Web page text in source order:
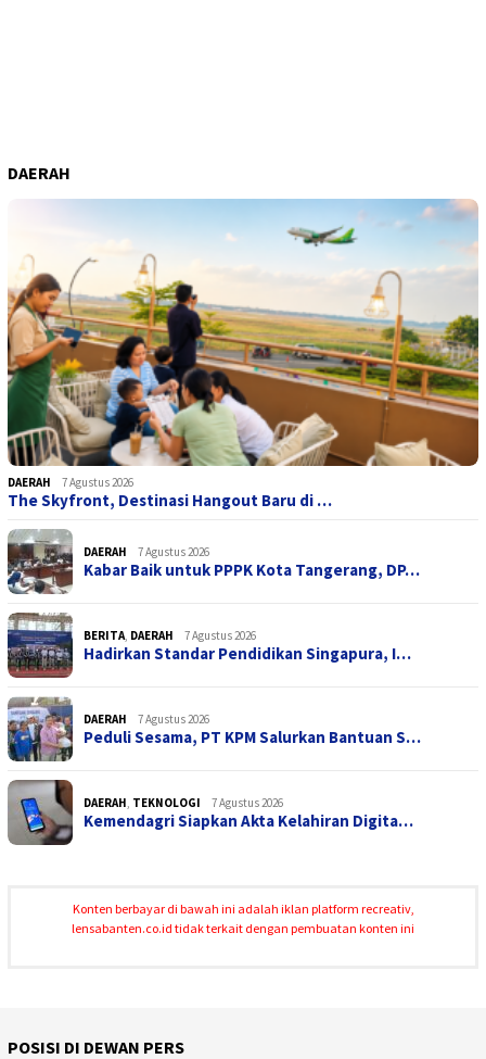
DAERAH
DAERAH 7 Agustus 2026
The Skyfront, Destinasi Hangout Baru di …
DAERAH 7 Agustus 2026
Kabar Baik untuk PPPK Kota Tangerang, DP…
BERITA, DAERAH 7 Agustus 2026
Hadirkan Standar Pendidikan Singapura, I…
DAERAH 7 Agustus 2026
Peduli Sesama, PT KPM Salurkan Bantuan S…
DAERAH, TEKNOLOGI 7 Agustus 2026
Kemendagri Siapkan Akta Kelahiran Digita…
Konten berbayar di bawah ini adalah iklan platform recreativ,
lensabanten.co.id tidak terkait dengan pembuatan konten ini
POSISI DI DEWAN PERS